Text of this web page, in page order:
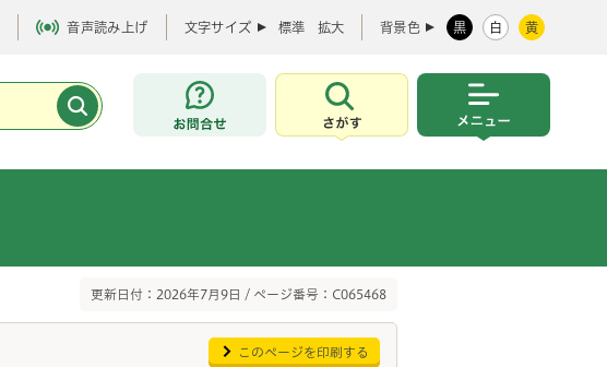
音声読み上げ 文字サイズ 標準 拡大 背景色 黒 白 黄
お問合せ
さがす
更新日付：2026年7月9日 / ページ番号：C065468
このページを印刷する